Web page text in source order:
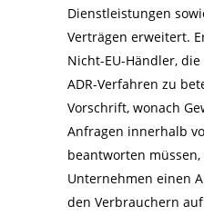
Dienstleistungen
Verträgen erweitert.
Nicht-EU-Händler,
ADR-Verfahren zu
Vorschrift, wonach
Anfragen innerhalb
beantworten
Unternehmen einen
den Verbrauchern